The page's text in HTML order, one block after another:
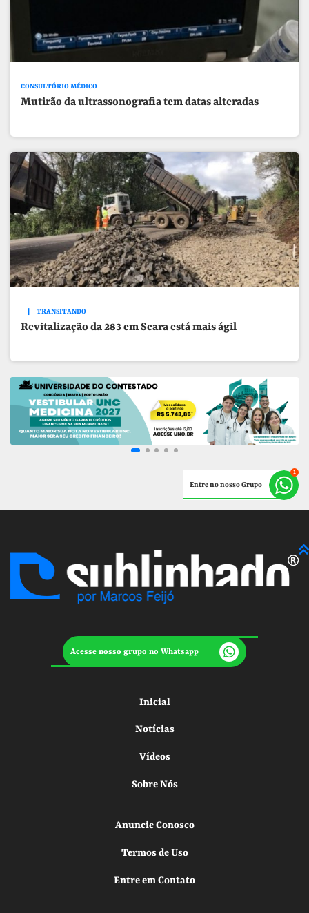
CONSULTÓRIO MÉDICO
Mutirão da ultrassonografia tem datas alteradas
TRANSITANDO
Revitalização da 283 em Seara está mais ágil
Entre no nosso Grupo
Acesse nosso grupo no Whatsapp
Inicial
Notícias
Vídeos
Sobre Nós
Anuncie Conosco
Termos de Uso
Entre em Contato